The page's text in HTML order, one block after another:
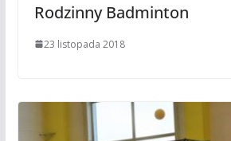
Rodzinny Badminton
23 listopada 2018